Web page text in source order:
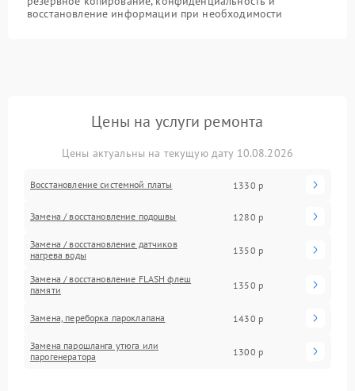
восстановление информации при необходимости
Цены на услуги ремонта
Цены актуальны на текущую дату 10.08.2026
Восстановление системной платы 1330 р
Замена / восстановление подошвы 1280 р
Замена / восстановление датчиков
нагрева воды
1350 р
Замена / восстановление FLASH флеш
памяти
1350 р
Замена, переборка пароклапана 1430 р
Замена парошланга утюга или
парогенератора
1300 р